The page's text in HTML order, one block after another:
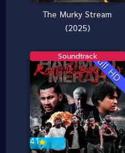
The Murky Stream
(2025)
Full HD
4.1
Soundtrack